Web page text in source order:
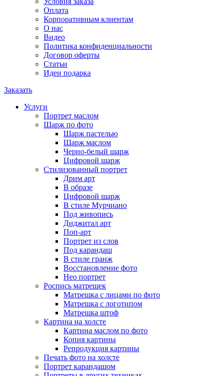
Оплата
Корпоративным клиентам
О нас
Видео
Политика конфиденциальности
Договор оферты
Статьи
Идеи подарка
Заказать
Услуги
Портрет маслом
Шарж по фото
Шарж пастелью
Шарж маслом
Черно-белый шарж
Цифровой шарж
Стилизованный портрет
Дрим арт
В образе
Цифровой шарж
В стиле Мурчиано
Под живопись
Диджитал арт
Поп-арт
Портрет из слов
Под карандаш
В стиле гранж
Восстановление фото
Нео портрет
Роспись матрешек
Матрешка с лицами по фото
Матрешка с логотипом
Матрешка штоф
Картина на холсте
Картина маслом по фото
Копия картины
Репродукция картины
Печать фото на холсте
Портрет карандашом